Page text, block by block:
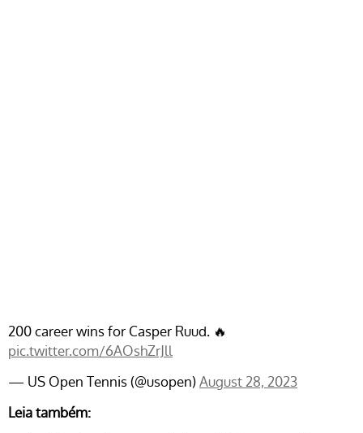
200 career wins for Casper Ruud. 🔥
pic.twitter.com/6AOshZrJll
— US Open Tennis (@usopen)August 28, 2023
Leia também: